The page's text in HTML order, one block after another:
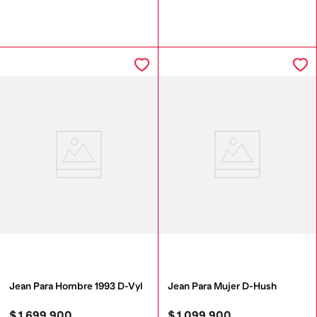
Jean Para Hombre 1993 D-Vyl Jean Para Mujer D-Hush